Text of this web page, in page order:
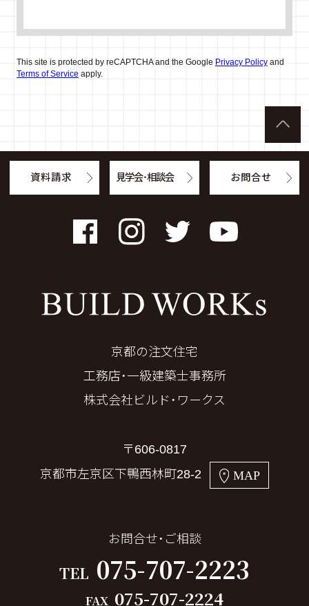
This site is protected by reCAPTCHA and the Google Privacy Policyand
Terms of Service apply.
FacebookInstagramTwitter YouTube
京都の注文住宅
工務店・一級建築士事務所
株式会社ビルド・ワークス
〒606-0817
京都市左京区下鴨西林町28-2
MAP
お問合せ・ご相談
TEL 075-707-2223
FAX 075-707-2224
資料請求 見学会・相談会 お問合せ